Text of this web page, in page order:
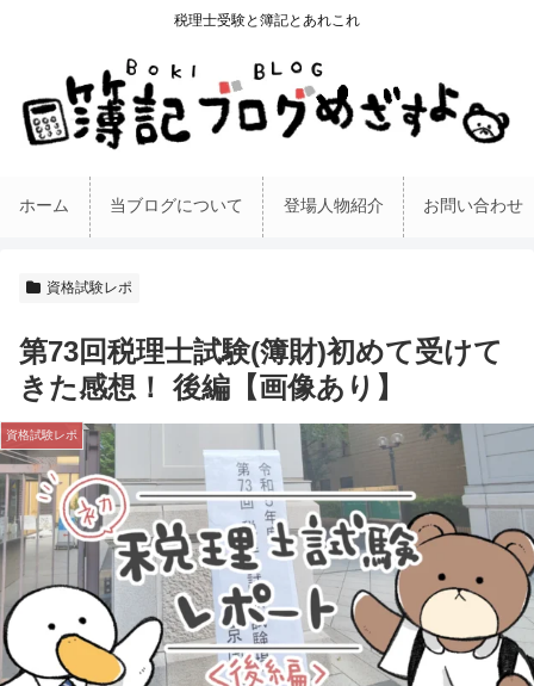
税理士受験と簿記とあれこれ
ホーム 当ブログについて 登場人物紹介 お問い合わせ
資格試験レポ
第73回税理士試験(簿財)初めて受けて
きた感想！ 後編【画像あり】
資格試験レポ